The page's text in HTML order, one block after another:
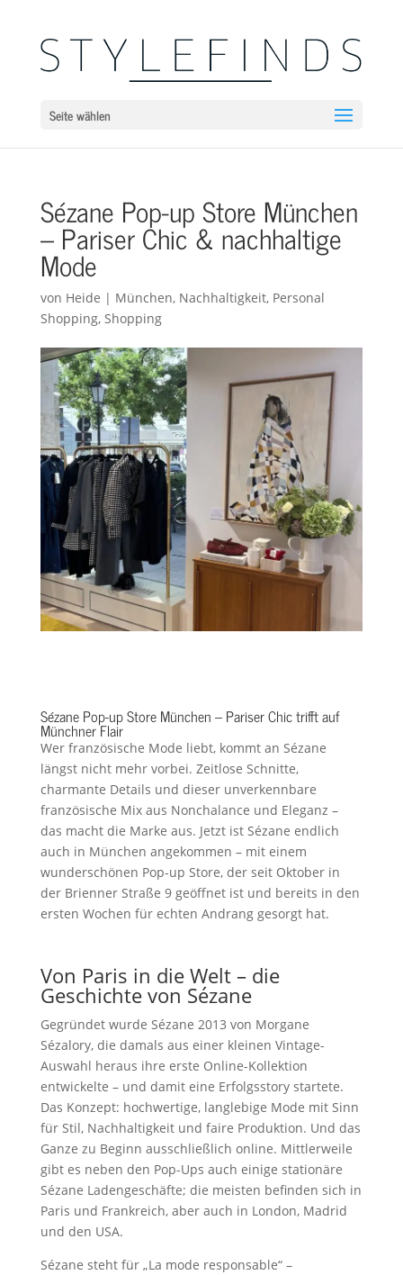
Seite wählen
Sézane Pop-up Store München
– Pariser Chic & nachhaltige
Mode
von Heide | München, Nachhaltigkeit, Personal
Shopping, Shopping
Sézane Pop-up Store München – Pariser Chic trifft auf
Münchner Flair
Wer französische Mode liebt, kommt an Sézane
längst nicht mehr vorbei. Zeitlose Schnitte,
charmante Details und dieser unverkennbare
französische Mix aus Nonchalance und Eleganz –
das macht die Marke aus. Jetzt ist Sézane endlich
auch in München angekommen – mit einem
wunderschönen Pop-up Store, der seit Oktober in
der Brienner Straße 9 geöffnet ist und bereits in den
ersten Wochen für echten Andrang gesorgt hat.
Von Paris in die Welt – die
Geschichte von Sézane
Gegründet wurde Sézane 2013 von Morgane
Sézalory, die damals aus einer kleinen Vintage-
Auswahl heraus ihre erste Online-Kollektion
entwickelte – und damit eine Erfolgsstory startete.
Das Konzept: hochwertige, langlebige Mode mit Sinn
für Stil, Nachhaltigkeit und faire Produktion. Und das
Ganze zu Beginn ausschließlich online. Mittlerweile
gibt es neben den Pop-Ups auch einige stationäre
Sézane Ladengeschäfte; die meisten befinden sich in
Paris und Frankreich, aber auch in London, Madrid
und den USA.
Sézane steht für „La mode responsable“ –